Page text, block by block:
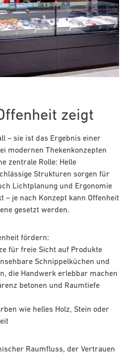
zeigt
– sie ist das Ergebnis einer
modernen Thekenkonzepten
zentrale Rolle: Helle
Strukturen sorgen für
Lichtplanung und Ergonomie
– je nach Konzept kann Offenheit
gesetzt werden.
fördern:
für freie Sicht auf Produkte
Schnippelküchen und
die Handwerk erlebbar machen
betonen und Raumtiefe
wie helles Holz, Stein oder
Raumfluss, der Vertrauen